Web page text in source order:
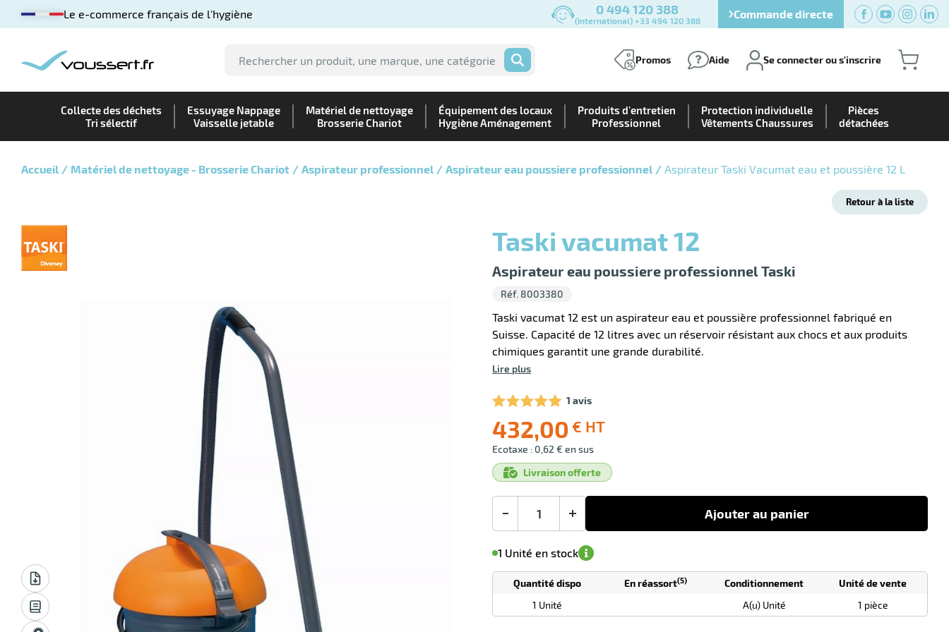
Le e-commerce français de l'hygiène 0 494 120 388
(International) +33 494 120 388 Commande directe
OK Promos Aide Se connecter ou s'inscrire
Collecte des déchets
Tri sélectif
Essuyage Nappage
Vaisselle jetable
Matériel de nettoyage
Brosserie Chariot
Équipement des locaux
Hygiène Aménagement
Produits d'entretien
Professionnel
Protection individuelle
Vêtements Chaussures
Pièces
détachées
Accueil Matériel de nettoyage - Brosserie Chariot Aspirateur professionnel Aspirateur eau poussiere professionnel Aspirateur Taski Vacumat eau et poussière 12 L
Retour à la liste
Taski vacumat 12
Aspirateur eau poussiere professionnel Taski
Réf. 8003380
Taski vacumat 12 est un aspirateur eau et poussière professionnel fabriqué en
Suisse. Capacité de 12 litres avec un réservoir résistant aux chocs et aux produits
chimiques garantit une grande durabilité.
Lire plus
1 avis
432,00 € HT
Ecotaxe : 0,62 € en sus
public
(1)
432,00
HT
Livraison offerte
+
Ajouter au panier
de
commande
1 Unité en stock
M'avertir de
disponibilité(5)
TarifQuantité dispo En réassort(5) Conditionnement
Unité de vente
1 Unité
A(u) Unité 1 pièce